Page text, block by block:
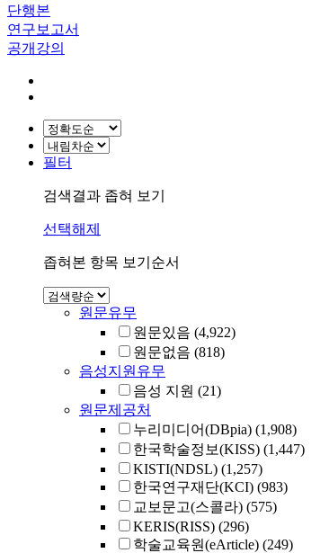
단행본
연구보고서
공개강의
필터
검색결과 좁혀 보기
선택해제
좁혀본 항목 보기순서
원문유무
원문있음 (4,922)
원문없음 (818)
음성지원유무
음성 지원 (21)
원문제공처
누리미디어(DBpia) (1,908)
한국학술정보(KISS) (1,447)
KISTI(NDSL) (1,257)
한국연구재단(KCI) (983)
교보문고(스콜라) (575)
KERIS(RISS) (296)
학술교육원(eArticle) (249)